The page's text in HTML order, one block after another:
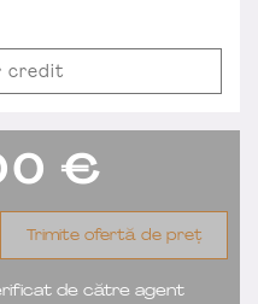
credit
€
Trimite ofertă de preț
de către agent